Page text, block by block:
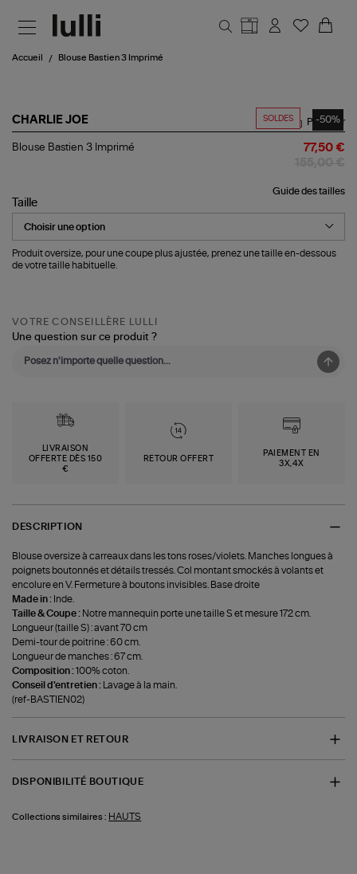
Accueil Blouse Bastien 3 Imprimé
SOLDES -50%
CHARLIE JOE
Blouse
Partager
Blouse Bastien 3 Imprimé 77,50 €
Guide des tailles
Taille
Produit oversize, pour une coupe plus ajustée, prenez une taille en-dessous
de votre taille habituelle.
VOTRE CONSEILLÈRE LULLI
Une question sur ce produit ?
LIVRAISON
OFFERTE DÈS 150
€
RETOUR OFFERT
PAIEMENT EN
3X,4X
DESCRIPTION
Blouse oversize à carreaux dans les tons roses/violets. Manches longues à
poignets boutonnés et détails tressés. Col montant smockés à volants et
encolure en V. Fermeture à boutons invisibles. Base droite
Made in : Inde.
Taille & Coupe : Notre mannequin porte une taille S et mesure 172 cm.
Longueur (taille S) : avant 70 cm
Demi-tour de poitrine : 60 cm.
Longueur de manches : 67 cm.
Composition :100% coton.
Conseil d'entretien :
Lavage à la main.
(ref-BASTIEN02)
LIVRAISON ET RETOUR
DISPONIBILITÉ BOUTIQUE
Collections similaires : HAUTS